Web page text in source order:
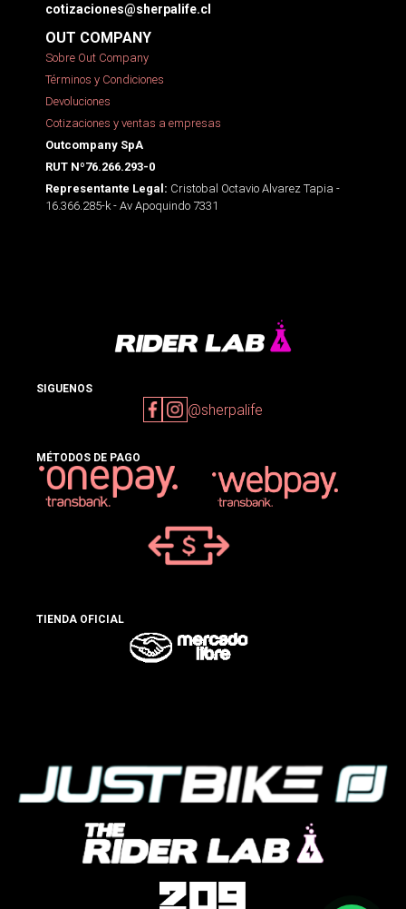
cotizaciones@sherpalife.cl
OUT COMPANY
Sobre Out Company
Términos y Condiciones
Devoluciones
Cotizaciones y ventas a empresas
Outcompany SpA
RUT Nº76.266.293-0
Representante Legal: Cristobal Octavio Alvarez Tapia -
16.366.285-k - Av Apoquindo 7331
SIGUENOS
@sherpalife
MÉTODOS DE PAGO
TIENDA OFICIAL